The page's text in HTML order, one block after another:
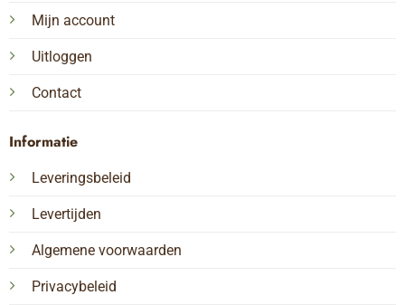
Mijn account
Uitloggen
Contact
Informatie
Leveringsbeleid
Levertijden
Algemene voorwaarden
Privacybeleid